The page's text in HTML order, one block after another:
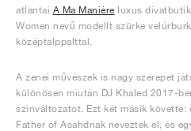
atlantai A Ma Maniére luxus
Women nevű modellt szürke
középtalppalttal.
A zenei művészek is nagy szerepet
különösen miután DJ Khaled 2017-
színváltozatot. Ezt két másik követte:
Father of Asahdnak neveztek el, és